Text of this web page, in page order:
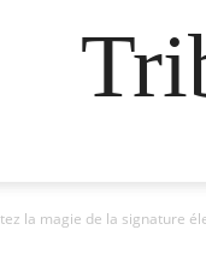
la magie de la signature